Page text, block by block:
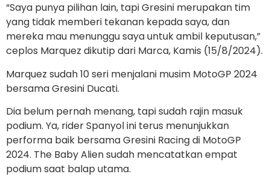
“Saya punya pilihan lain, tapi Gresini merupakan tim
yang tidak memberi tekanan kepada saya, dan
mereka mau menunggu saya untuk ambil keputusan,”
ceplos Marquez dikutip dari Marca, Kamis (15/8/2024).
Marquez sudah 10 seri menjalani musim MotoGP 2024
bersama Gresini Ducati.
Dia belum pernah menang, tapi sudah rajin masuk
podium. Ya, rider Spanyol ini terus menunjukkan
performa baik bersama Gresini Racing di MotoGP
2024. The Baby Alien sudah mencatatkan empat
podium saat balap utama.